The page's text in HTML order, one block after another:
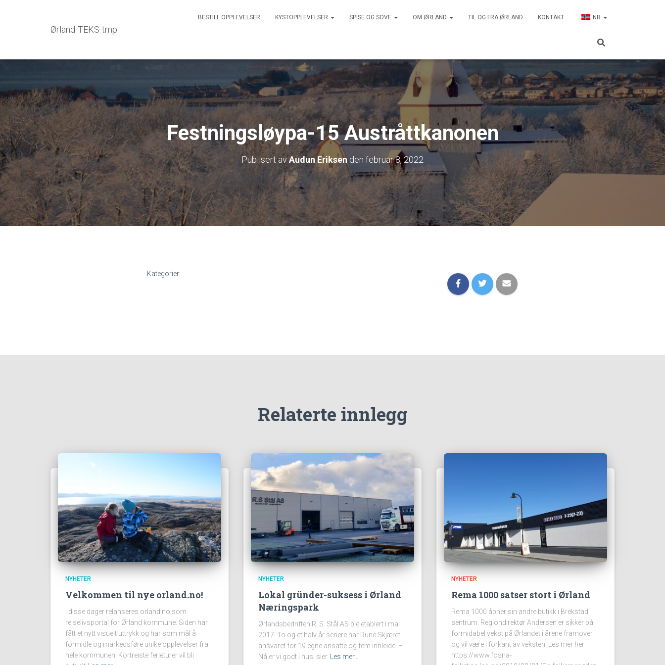
Ørland-TEKS-tmp
BESTILL OPPLEVELSER KYSTOPPLEVELSER SPISE OG SOVE OM ØRLAND TIL OG FRA ØRLAND KONTAKT NB
Festningsløypa-15 Austråttkanonen
Publisert avAudun Eriksen den februar 8, 2022
Kategorier:
Relaterte innlegg
NYHETER
Velkommen til nye orland.no!
I disse dager relanseres orland.no som
reiselivsportal for Ørland kommune. Siden har
fått et nytt visuelt uttrykk og har som mål å
formidle og markedsføre unike opplevelser fra
hele kommunen. Kortreiste ferieturer vil bli
NYHETER
Lokal gründer-suksess i Ørland
Næringspark
Ørlandsbedriften R. S. Stål AS ble etablert i mai
2017. To og et halv år senere har Rune Skjæret
ansvaret for 19 egne ansatte og fem innleide. –
Nå er vi godt i hus, sier
Les mer…
NYHETER
Rema 1000 satser stort i Ørland
Rema 1000 åpner sin andre butikk i Brekstad
sentrum. Regiondirektør Andersen er sikker på
formidabel vekst på Ørlandet i årene framover
og vil være i forkant av veksten. Les mer her:
https://www.fosna-